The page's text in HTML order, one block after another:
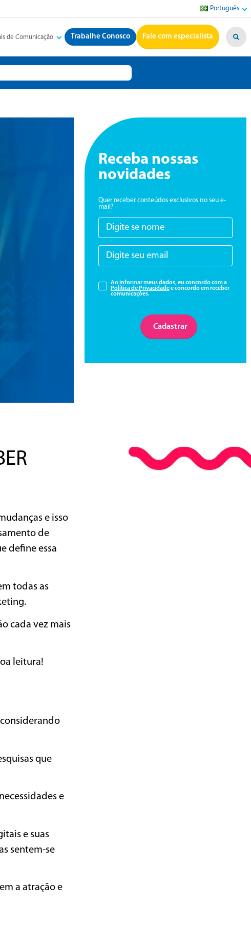
Português
de Comunicação Trabalhe Conosco Fale com especialista
e isso
de
define essa
todas as
cada vez mais
leitura!
que
e
e suas
sentem-se
a atração e
Receba nossas
novidades
Quer receber conteúdos exclusivos no seu e-
mail?
Ao informar meus dados, eu concordo com a
Política de Privacidadee concordo em receber
comunicações.
Cadastrar